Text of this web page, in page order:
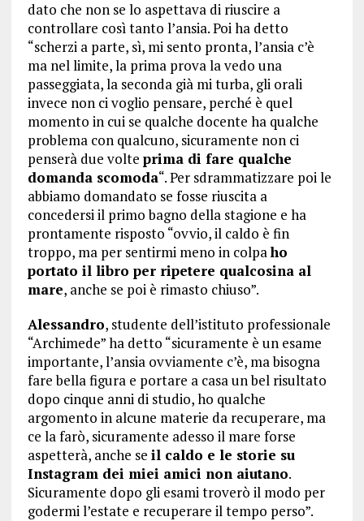
dato che non se lo aspettava di riuscire a
controllare così tanto l’ansia. Poi ha detto
“scherzi a parte, sì, mi sento pronta, l’ansia c’è
ma nel limite, la prima prova la vedo una
passeggiata, la seconda già mi turba, gli orali
invece non ci voglio pensare, perché è quel
momento in cui se qualche docente ha qualche
problema con qualcuno, sicuramente non ci
penserà due volte prima di fare qualche
domanda scomoda“. Per sdrammatizzare poi le
abbiamo domandato se fosse riuscita a
concedersi il primo bagno della stagione e ha
prontamente risposto “ovvio, il caldo è fin
troppo, ma per sentirmi meno in colpaho
portato il libro per ripetere qualcosina al
mare, anche se poi è rimasto chiuso”.
Alessandro, studente dell’istituto professionale
“Archimede” ha detto “sicuramente è un esame
importante, l’ansia ovviamente c’è, ma bisogna
fare bella figura e portare a casa un bel risultato
dopo cinque anni di studio, ho qualche
argomento in alcune materie da recuperare, ma
ce la farò, sicuramente adesso il mare forse
aspetterà, anche se il caldo e le storie su
Instagram dei miei amici non aiutano.
Sicuramente dopo gli esami troverò il modo per
godermi l’estate e recuperare il tempo perso”.